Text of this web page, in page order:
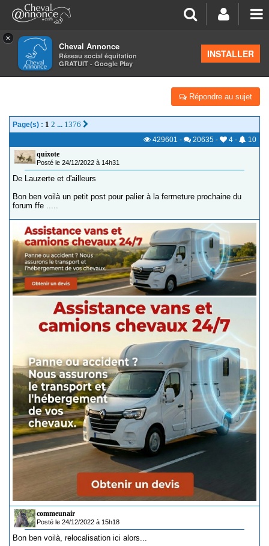
×
Cheval Annonce
Réseau social équitation
GRATUIT - Google Play
INSTALLER
>Les groupes régionaux>Midi Pyrénées
LES TOUJOURS FOLLES
Répondre au sujet
Page(s) : 1 2 ... 1376
429601 - 20635 - 4 -
10
quixote
Posté le 24/12/2022 à 14h31
De Lauzerte et d'ailleurs
Bon ben voilà un petit post pour palier à la fermeture prochaine du
forum ffe .....
commeunair
Posté le 24/12/2022 à 15h18
Bon ben voilà, relocalisation ici alors...